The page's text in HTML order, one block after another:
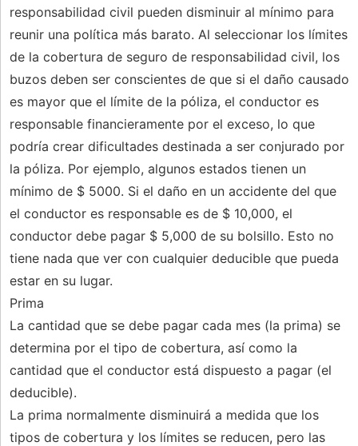
responsabilidad civil pueden disminuir al mínimo para
reunir una política más barato. Al seleccionar los límites
de la cobertura de seguro de responsabilidad civil, los
buzos deben ser conscientes de que si el daño causado
es mayor que el límite de la póliza, el conductor es
responsable financieramente por el exceso, lo que
podría crear dificultades destinada a ser conjurado por
la póliza. Por ejemplo, algunos estados tienen un
mínimo de $ 5000. Si el daño en un accidente del que
el conductor es responsable es de $ 10,000, el
conductor debe pagar $ 5,000 de su bolsillo. Esto no
tiene nada que ver con cualquier deducible que pueda
estar en su lugar.
Prima
La cantidad que se debe pagar cada mes (la prima) se
determina por el tipo de cobertura, así como la
cantidad que el conductor está dispuesto a pagar (el
deducible).
La prima normalmente disminuirá a medida que los
tipos de cobertura y los límites se reducen, pero las